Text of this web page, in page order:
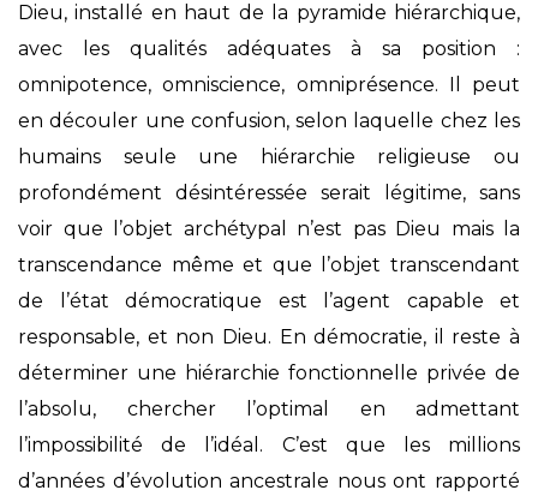
Dieu, installé en haut de la pyramide hiérarchique,
avec les qualités adéquates à sa position :
omnipotence, omniscience, omniprésence. Il peut
en découler une confusion, selon laquelle chez les
humains seule une hiérarchie religieuse ou
profondément désintéressée serait légitime, sans
voir que l’objet archétypal n’est pas Dieu mais la
transcendance même et que l’objet transcendant
de l’état démocratique est l’agent capable et
responsable, et non Dieu. En démocratie, il reste à
déterminer une hiérarchie fonctionnelle privée de
l’absolu, chercher l’optimal en admettant
l’impossibilité de l’idéal. C’est que les millions
d’années d’évolution ancestrale nous ont rapporté